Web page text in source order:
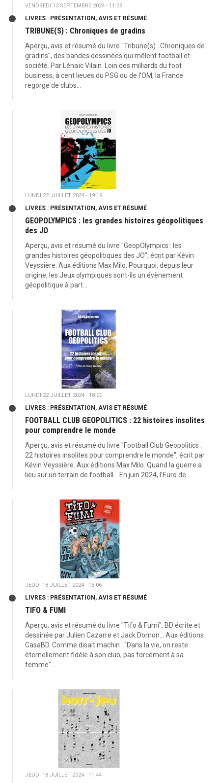
VENDREDI 13 SEPTEMBRE 2024 - 11:39
LIVRES : PRÉSENTATION, AVIS ET RÉSUMÉ
TRIBUNE(S) : Chroniques de gradins
Aperçu, avis et résumé du livre "Tribune(s) : Chroniques de
gradins", des bandes dessinées qui mêlent football et
société. Par Lénaïc Vilain. Loin des milliards du foot
business, à cent lieues du PSG ou de l'OM, la France
regorge de clubs...
LUNDI 22 JUILLET 2024 - 19:19
LIVRES : PRÉSENTATION, AVIS ET RÉSUMÉ
GEOPOLYMPICS : les grandes histoires géopolitiques
des JO
Aperçu, avis et résumé du livre "GeopOlympics : les
grandes histoires géopolitiques des JO", écrit par Kévin
Veyssière. Aux éditions Max Milo. Pourquoi, depuis leur
origine, les Jeux olympiques sont-ils un évènement
géopolitique à part...
LUNDI 22 JUILLET 2024 - 18:20
LIVRES : PRÉSENTATION, AVIS ET RÉSUMÉ
FOOTBALL CLUB GEOPOLITICS : 22 histoires insolites
pour comprendre le monde
Aperçu, avis et résumé du livre "Football Club Geopolitics :
22 histoires insolites pour comprendre le monde", écrit par
Kévin Veyssière. Aux éditions Max Milo. Quand la guerre a
lieu sur un terrain de football... En juin 2024, l'Euro de...
JEUDI 18 JUILLET 2024 - 15:06
LIVRES : PRÉSENTATION, AVIS ET RÉSUMÉ
TIFO & FUMI
Aperçu, avis et résumé du livre "Tifo & Fumi", BD écrite et
dessinée par Julien Cazarre et Jack Domon... Aux éditions
CasaBD. Comme disait machin : "Dans la vie, on reste
éternellement fidèle à son club, pas forcément à sa
femme"....
JEUDI 18 JUILLET 2024 - 11:44